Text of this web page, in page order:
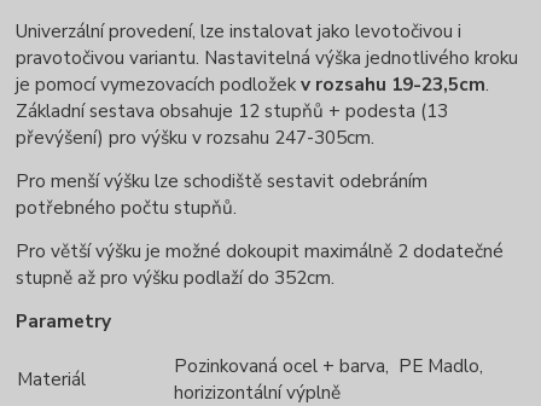
Univerzální provedení, lze instalovat jako levotočivou i
pravotočivou variantu. Nastavitelná výška jednotlivého kroku
je pomocí vymezovacích podložekv rozsahu 19-23,5cm.
Základní sestava obsahuje 12 stupňů + podesta (13
převýšení) pro výšku v rozsahu 247-305cm.
Pro menší výšku lze schodiště sestavit odebráním
potřebného počtu stupňů.
Pro větší výšku je možné dokoupit maximálně 2 dodatečné
stupně až pro výšku podlaží do 352cm.
Parametry
Materiál
Pozinkovaná ocel + barva, PE Madlo,
horizizontální výplně